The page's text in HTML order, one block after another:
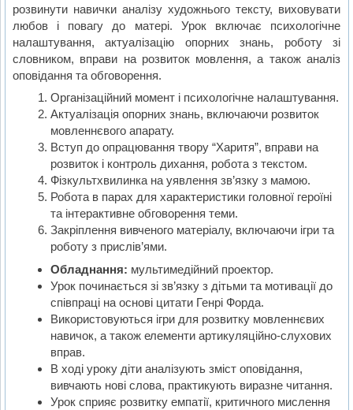
розвинути навички аналізу художнього тексту, виховувати
любов і повагу до матері. Урок включає психологічне
налаштування, актуалізацію опорних знань, роботу зі
словником, вправи на розвиток мовлення, а також аналіз
оповідання та обговорення.
Організаційний момент і психологічне налаштування.
Актуалізація опорних знань, включаючи розвиток
мовленнєвого апарату.
Вступ до опрацювання твору “Харитя”, вправи на
розвиток і контроль дихання, робота з текстом.
Фізкультхвилинка на уявлення зв’язку з мамою.
Робота в парах для характеристики головної героїні
та інтерактивне обговорення теми.
Закріплення вивченого матеріалу, включаючи ігри та
роботу з прислів’ями.
Обладнання: мультимедійний проектор.
Урок починається зі зв’язку з дітьми та мотивації до
співпраці на основі цитати Генрі Форда.
Використовуються ігри для розвитку мовленнєвих
навичок, а також елементи артикуляційно-слухових
вправ.
В ході уроку діти аналізують зміст оповідання,
вивчають нові слова, практикують виразне читання.
Урок сприяє розвитку емпатії, критичного мислення